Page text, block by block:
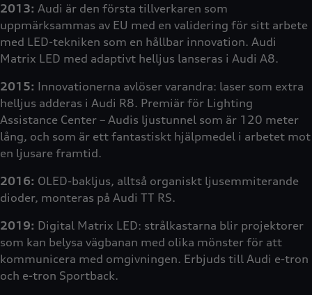
2013: Audi är den första tillverkaren som
uppmärksammas av EU med en validering för sitt arbete
med LED-tekniken som en hållbar innovation. Audi
Matrix LED med adaptivt helljus lanseras i Audi A8.
2015: Innovationerna avlöser varandra: laser som extra
helljus adderas i Audi R8. Premiär för Lighting
Assistance Center – Audis ljustunnel som är 120 meter
lång, och som är ett fantastiskt hjälpmedel i arbetet mot
en ljusare framtid.
2016: OLED-bakljus, alltså organiskt ljusemmiterande
dioder, monteras på Audi TT RS.
2019: Digital Matrix LED: strålkastarna blir projektorer
som kan belysa vägbanan med olika mönster för att
kommunicera med omgivningen. Erbjuds till Audi e-tron
och e-tron Sportback.